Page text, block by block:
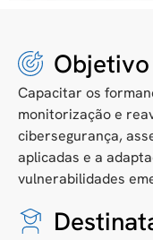
Objetivo
Capacitar os
monitorização e
cibersegurança,
aplicadas e a
vulnerabilidades